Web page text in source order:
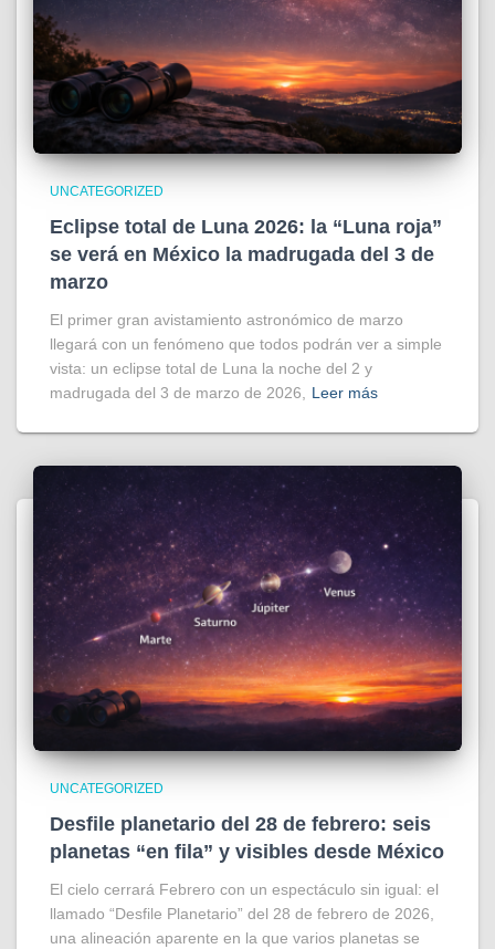
UNCATEGORIZED
Eclipse total de Luna 2026: la “Luna roja”
se verá en México la madrugada del 3 de
marzo
El primer gran avistamiento astronómico de marzo
llegará con un fenómeno que todos podrán ver a simple
vista: un eclipse total de Luna la noche del 2 y
madrugada del 3 de marzo de 2026,
Leer más
UNCATEGORIZED
Desfile planetario del 28 de febrero: seis
planetas “en fila” y visibles desde México
El cielo cerrará Febrero con un espectáculo sin igual: el
llamado “Desfile Planetario” del 28 de febrero de 2026,
una alineación aparente en la que varios planetas se